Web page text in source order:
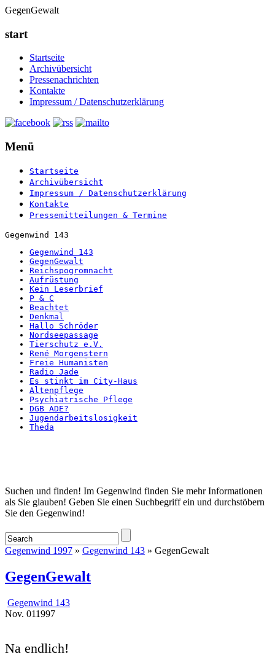
GegenGewalt
start
Startseite
Archivübersicht
Pressenachrichten
Kontakte
Impressum / Datenschutzerklärung
Menü
Startseite
Archivübersicht
Impressum / Datenschutzerklärung
Kontakte
Pressemitteilungen & Termine
Gegenwind 143
Gegenwind 143
GegenGewalt
Reichspogromnacht
Aufrüstung
Kein Leserbrief
P & C
Beachtet
Denkmal
Hallo Schröder
Nordseepassage
Tierschutz e.V.
René Morgenstern
Freie Humanisten
Radio Jade
Es stinkt im City-Haus
Altenpflege
Psychiatrische Pflege
DGB ADE?
Jugendarbeitslosigkeit
Theda
Startseite
Suchen und finden! Im Gegenwind finden Sie mehr Informationen
als Sie glauben! Geben Sie einen Suchbegriff ein und durchstöbern
Sie den Gegenwind!
Gegenwind 1997 » Gegenwind 143 » GegenGewalt
GegenGewalt
Gegenwind 143
Nov. 011997
Na endlich!